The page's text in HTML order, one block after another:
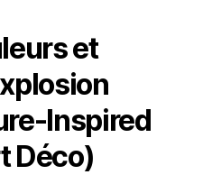
et
Inspired
Déco)